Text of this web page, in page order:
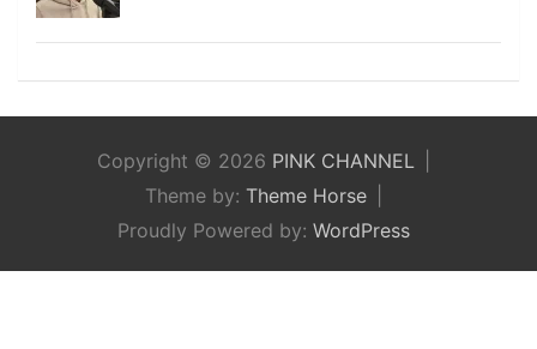
Copyright © 2026 PINK CHANNEL
Theme by: Theme Horse
Proudly Powered by: WordPress